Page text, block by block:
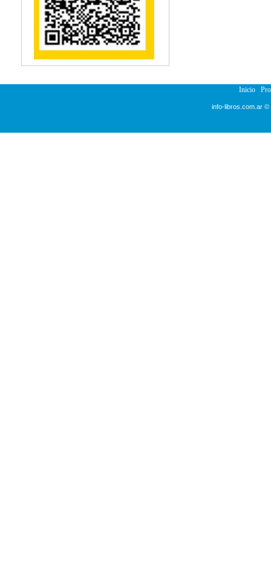
Reumatología
Salud Pública
Semiología
Terapia Ocupacional
Urología
Inicio
info-libros.com.ar